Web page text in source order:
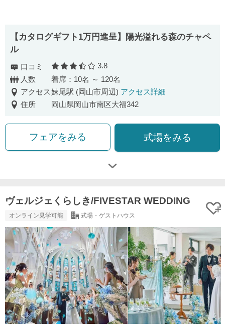
【カタログギフト1万円進呈】陽光溢れる森のチャペ
ル
口コミ 口コミ評価
3.8
人数
着席：10名 ～ 120名
アクセス妹尾駅 (岡山市周辺) アクセス詳細
住所
岡山県岡山市南区大福342
フェアをみる 式場をみる
ヴェルジェくらしき/FIVESTAR WEDDING
オンライン見学可能 式場・ゲストハウス